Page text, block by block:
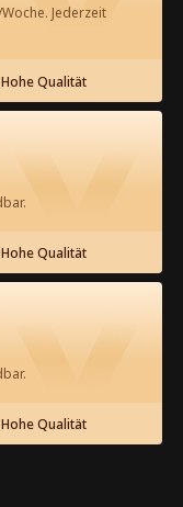
Scheidung
72
Jederzeit
Qualität
Qualität
Qualität